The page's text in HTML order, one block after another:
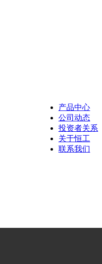
产品中心
公司动态
投资者关系
关于恒工
联系我们